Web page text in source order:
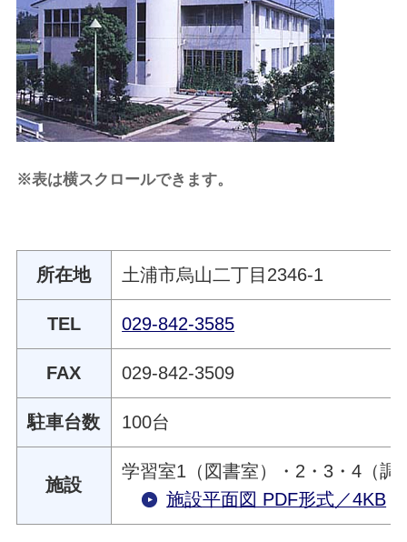
※表は横スクロールできます。
所在地 土浦市烏山二丁目2346-1
TEL 029-842-3585
FAX 029-842-3509
駐車台数 100台
施設
学習室1（図書室）・2・3・4（
施設平面図 PDF形式／4KB